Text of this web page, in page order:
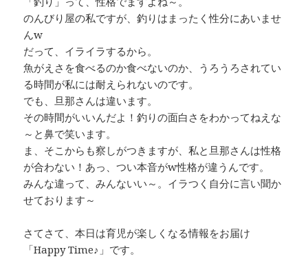
のんびり屋の私ですが、釣りはまったく性分にあいませ
んw
だって、イライラするから。
魚がえさを食べるのか食べないのか、うろうろされてい
る時間が私には耐えられないのです。
でも、旦那さんは違います。
その時間がいいんだよ！釣りの面白さをわかってねえな
～と鼻で笑います。
ま、そこからも察しがつきますが、私と旦那さんは性格
が合わない！あっ、つい本音がw性格が違うんです。
みんな違って、みんないい～。イラつく自分に言い聞か
せております～
さてさて、本日は育児が楽しくなる情報をお届け
「Happy Time♪」です。